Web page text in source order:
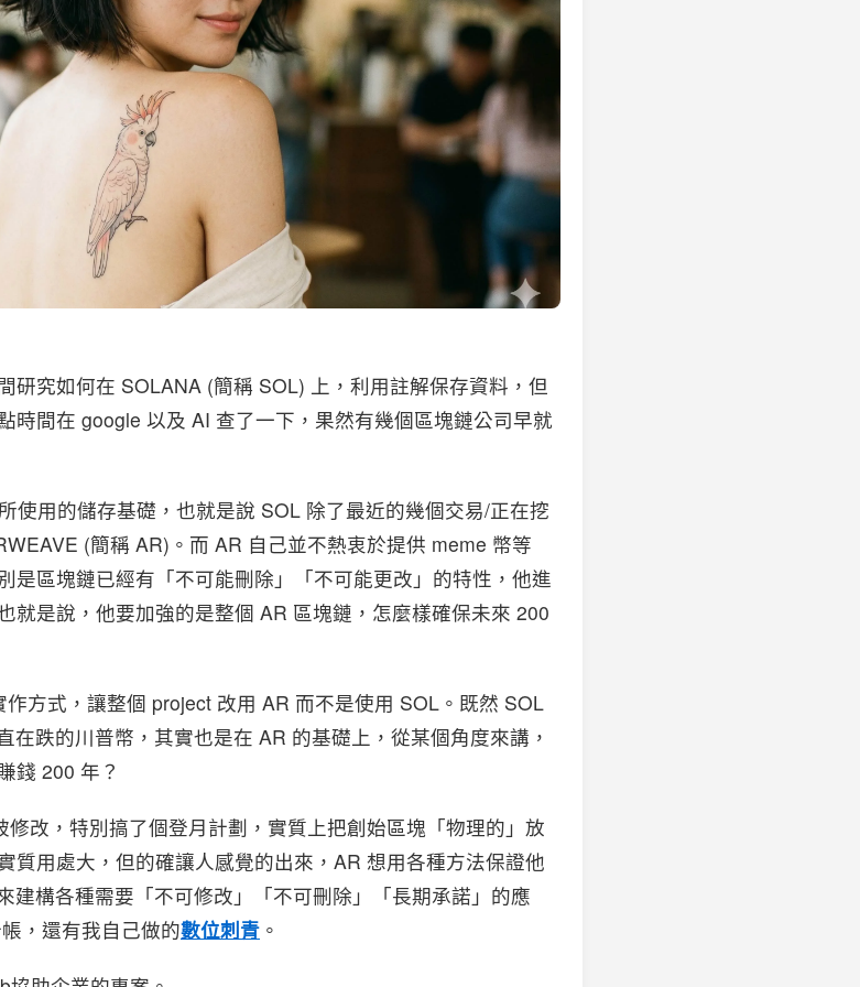
研究如何在 SOLANA (簡稱 SOL) 上，利用註解保存資料，但
時間在 google 以及 AI 查了一下，果然有幾個區塊鏈公司早就
使用的儲存基礎，也就是說 SOL 除了最近的幾個交易/正在挖
(簡稱 AR)。而 AR 自己並不熱衷於提供 meme 幣等
是區塊鏈已經有「不可能刪除」「不可能更改」的特性，他進
就是說，他要加強的是整個 AR 區塊鏈，怎麼樣確保未來 200
方式，讓整個 project 改用 AR 而不是使用 SOL。既然 SOL
在跌的川普幣，其實也是在 AR 的基礎上，從某個角度來講，
錢 200 年？
改，特別搞了個登月計劃，實質上把創始區塊「物理的」放
質用處大，但的確讓人感覺的出來，AR 想用各種方法保證他
建構各種需要「不可修改」「不可刪除」「長期承諾」的應
，還有我自己做的數位刺青 。